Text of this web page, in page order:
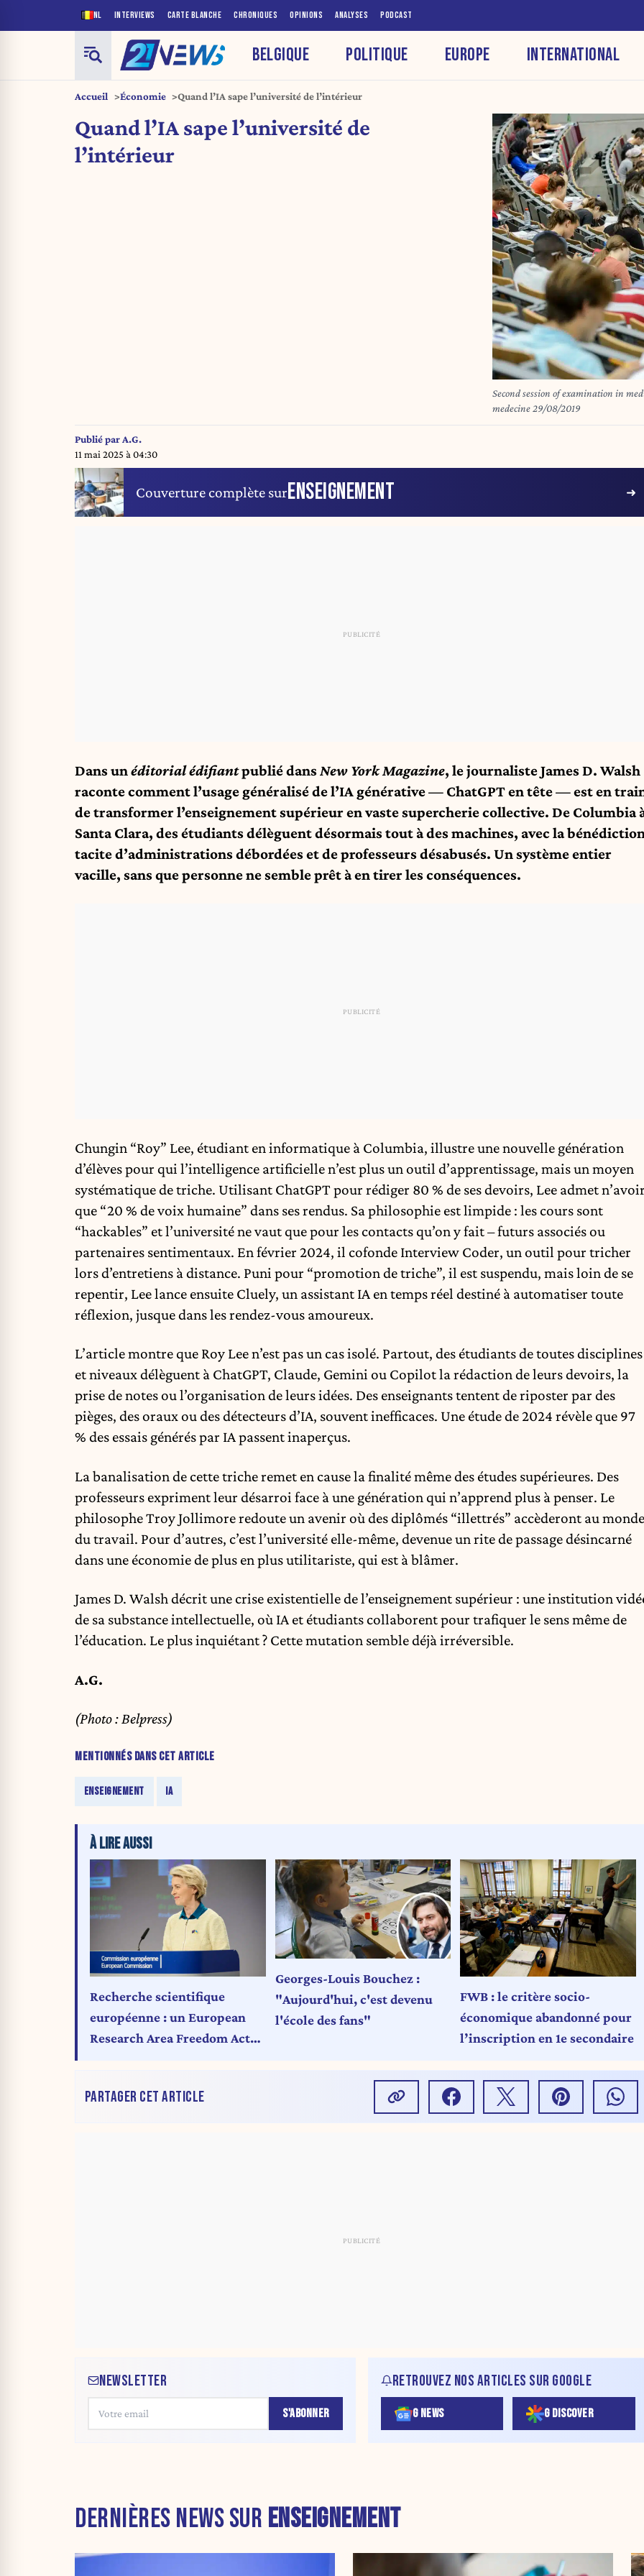
NL INTERVIEWS CARTE BLANCHE CHRONIQUES OPINIONS ANALYSES PODCAST
BELGIQUE POLITIQUE EUROPE INTERNATIONAL
Accueil Économie Quand l’IA sape l’université de l’intérieur
Quand l’IA sape l’université de
l’intérieur
Second session of examination in medicine faculty | DSeconde
medecine 29/08/2019
Publié par A.G.
11 mai 2025 à 04:30
Couverture complète surENSEIGNEMENT
Dans un éditorial édifiantpublié dansNew York Magazine, le journaliste James D. Walsh
raconte comment l’usage généralisé de l’IA générative — ChatGPT en tête — est en
de transformer l’enseignement supérieur en vaste supercherie collective. De Columbia
Santa Clara, des étudiants délèguent désormais tout à des machines, avec la
tacite d’administrations débordées et de professeurs désabusés. Un système entier
vacille, sans que personne ne semble prêt à en tirer les conséquences.
Chungin “Roy” Lee, étudiant en informatique à Columbia, illustre une nouvelle génération
d’élèves pour qui l’intelligence artificielle n’est plus un outil d’apprentissage, mais un moyen
systématique de triche. Utilisant ChatGPT pour rédiger 80 % de ses devoirs, Lee admet
que “20 % de voix humaine” dans ses rendus. Sa philosophie est limpide : les cours sont
“hackables” et l’université ne vaut que pour les contacts qu’on y fait – futurs associés ou
partenaires sentimentaux. En février 2024, il cofonde Interview Coder, un outil pour tricher
lors d’entretiens à distance. Puni pour “promotion de triche”, il est suspendu, mais loin de se
repentir, Lee lance ensuite Cluely, un assistant IA en temps réel destiné à automatiser toute
réflexion, jusque dans les rendez-vous amoureux.
L’article montre que Roy Lee n’est pas un cas isolé. Partout, des étudiants de toutes disciplines
et niveaux délèguent à ChatGPT, Claude, Gemini ou Copilot la rédaction de leurs devoirs, la
prise de notes ou l’organisation de leurs idées. Des enseignants tentent de riposter par des
pièges, des oraux ou des détecteurs d’IA, souvent inefficaces. Une étude de 2024 révèle que 97
% des essais générés par IA passent inaperçus.
La banalisation de cette triche remet en cause la finalité même des études supérieures. Des
professeurs expriment leur désarroi face à une génération qui n’apprend plus à penser. Le
philosophe Troy Jollimore redoute un avenir où des diplômés “illettrés” accèderont au monde
du travail. Pour d’autres, c’est l’université elle-même, devenue un rite de passage désincarné
dans une économie de plus en plus utilitariste, qui est à blâmer.
James D. Walsh décrit une crise existentielle de l’enseignement supérieur : une institution
de sa substance intellectuelle, où IA et étudiants collaborent pour trafiquer le sens même de
l’éducation. Le plus inquiétant ? Cette mutation semble déjà irréversible.
A.G.
(Photo : Belpress)
MENTIONNÉS DANS CET ARTICLE
ENSEIGNEMENT IA
À LIRE AUSSI
Recherche scientifique
européenne : un European
Research Area Freedom Act
Georges-Louis Bouchez :
"Aujourd'hui, c'est devenu
l'école des fans"
FWB : le critère socio-
économique abandonné pour
l’inscription en 1e secondaire
PARTAGER CET ARTICLE
NEWSLETTER
S'ABONNER
RETROUVEZ NOS ARTICLES SUR GOOGLE
G NEWS G DISCOVER
DERNIÈRES NEWS SUR ENSEIGNEMENT